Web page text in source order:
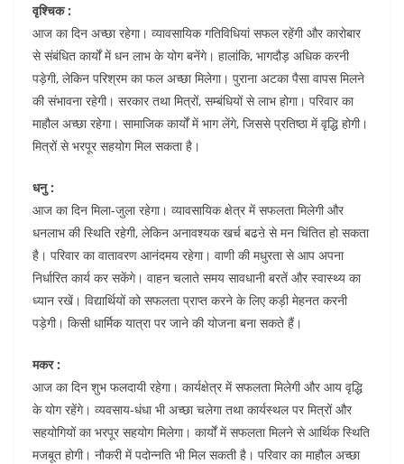
वृश्चिक :
आज का दिन अच्छा रहेगा। व्यावसायिक गतिविधियां सफल रहेंगी और कारोबार
से संबंधित कार्यों में धन लाभ के योग बनेंगे। हालांकि, भागदौड़ अधिक करनी
पड़ेगी, लेकिन परिश्रम का फल अच्छा मिलेगा। पुराना अटका पैसा वापस मिलने
की संभावना रहेगी। सरकार तथा मित्रों, सम्बंधियों से लाभ होगा। परिवार का
माहौल अच्छा रहेगा। सामाजिक कार्यों में भाग लेंगे, जिससे प्रतिष्ठा में वृद्धि होगी।
मित्रों से भरपूर सहयोग मिल सकता है।
धनु :
आज का दिन मिला-जुला रहेगा। व्यावसायिक क्षेत्र में सफलता मिलेगी और
धनलाभ की स्थिति रहेगी, लेकिन अनावश्यक खर्च बढऩे से मन चिंतित हो सकता
है। परिवार का वातावरण आनंदमय रहेगा। वाणी की मधुरता से आप अपना
निर्धारित कार्य कर सकेंगे। वाहन चलाते समय सावधानी बरतें और स्वास्थ्य का
ध्यान रखें। विद्यार्थियों को सफलता प्राप्त करने के लिए कड़ी मेहनत करनी
पड़ेगी। किसी धार्मिक यात्रा पर जाने की योजना बना सकते हैं।
मकर :
आज का दिन शुभ फलदायी रहेगा। कार्यक्षेत्र में सफलता मिलेगी और आय वृद्धि
के योग रहेंगे। व्यवसाय-धंधा भी अच्छा चलेगा तथा कार्यस्थल पर मित्रों और
सहयोगियों का भरपूर सहयोग मिलेगा। कार्यों में सफलता मिलने से आर्थिक स्थिति
मजबूत होगी। नौकरी में पदोन्नति भी मिल सकती है। परिवार का माहौल अच्छा